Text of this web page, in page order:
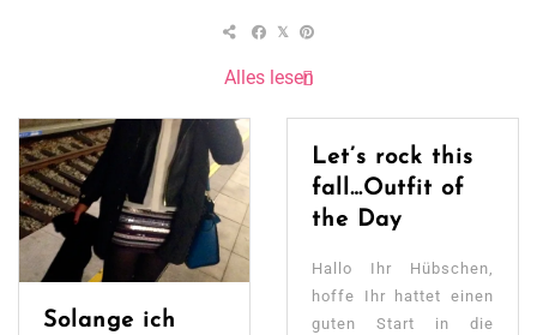
Alles lesen
Solange ich
Let’s rock this
fall…Outfit of
the Day
Hallo Ihr Hübschen,
hoffe Ihr hattet einen
guten Start in die